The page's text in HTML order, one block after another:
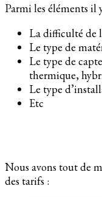
Parmi les éléments il
La difficulté de
Le type de
Le type de
thermique,
Le type
Etc
Nous avons tout de
des tarifs :